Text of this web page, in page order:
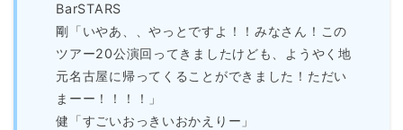
BarSTARS
剛「いやあ、、やっとですよ！！みなさん！この
ツアー20公演回ってきましたけども、ようやく地
元名古屋に帰ってくることができました！ただい
まーー！！！！」
健「すごいおっきいおかえりー」